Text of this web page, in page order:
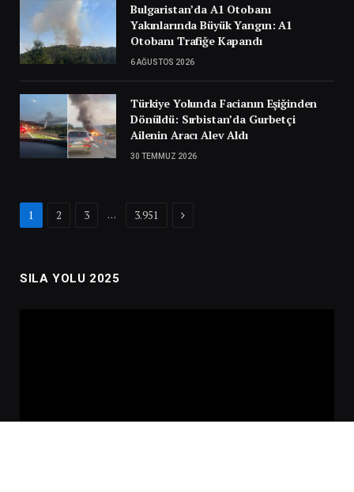
Bulgaristan’da A1 Otobanı
Yakınlarında Büyük Yangın: A1
Otobanı Trafiğe Kapandı
6 AĞUSTOS 2026
Türkiye Yolunda Facianın Eşiğinden
Dönüldü: Sırbistan’da Gurbetçi
Ailenin Aracı Alev Aldı
30 TEMMUZ 2026
1 2 3 … 3.951 Next
SILA YOLU 2025